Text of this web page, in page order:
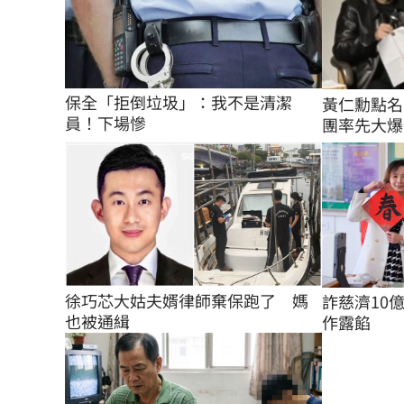
保全「拒倒垃圾」：我不是清潔
員！下場慘
黃仁勳點
團率先大
徐巧芯大姑夫婿律師棄保跑了　媽
也被通緝
詐慈濟10
作露餡